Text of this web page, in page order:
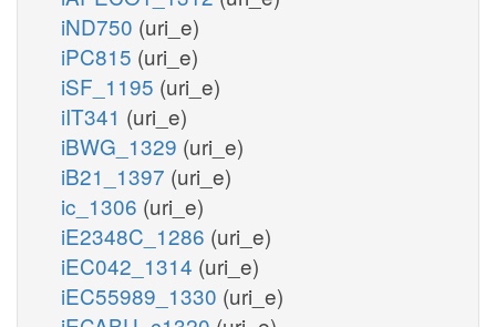
iND750 (uri_e)
iPC815 (uri_e)
iSF_1195 (uri_e)
iIT341 (uri_e)
iBWG_1329 (uri_e)
iB21_1397 (uri_e)
ic_1306 (uri_e)
iE2348C_1286 (uri_e)
iEC042_1314 (uri_e)
iEC55989_1330 (uri_e)